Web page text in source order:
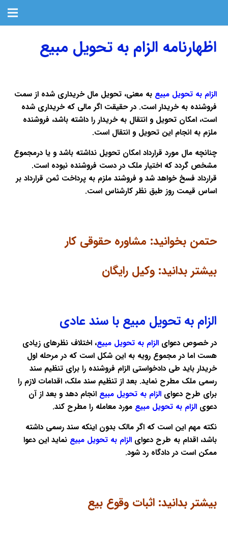
اظهارنامه الزام به تحویل مبیع
الزام به تحویل مبیع به معنی، تحویل مال خریداری شده از سمت
فروشنده به خریدار است. در حقیقت اگر مالی که خریداری شده
است، امکان تحویل و انتقال به خریدار را داشته باشد، فروشنده
ملزم به انجام این تحویل و انتقال است.
چنانچه مال مورد قرارداد امکان تحویل نداشته باشد و یا درمجموع
مشخص گردد که اختیار ملک در دست فروشنده نبوده است.
قرارداد فسخ خواهد شد و فروشند ملزم به پرداخت ثمن قرارداد بر
اساس قیمت روز طبق نظر کارشناس است.
حتمن بخوانید: مشاوره حقوقی کار
بیشتر بدانید:وکیل رایگان
الزام به تحویل مبیع با سند عادی
در خصوص دعوای الزام به تحویل مبیع، اختلاف نظرهای زیادی
هست اما در مجموع رویه به این شکل است که در مرحله اول
خریدار باید طی دادخواستی الزام فروشنده را برای تنظیم سند
رسمی ملک مطرح نماید. بعد از تنظیم سند ملک، اقدامات لازم را
برای طرح دعوای الزام به تحویل مبیع انجام دهد و بعد از آن
دعوی الزام به تحویل مبیع مورد معامله را مطرح کند.
نکته مهم این است که اگر مالک بدون اینکه سند رسمی داشته
باشد، اقدام به طرح دعوای الزام به تحویل مبیعنماید این دعوا
ممکن است در دادگاه رد شود.
بیشتر بدانید:اثبات وقوع بیع